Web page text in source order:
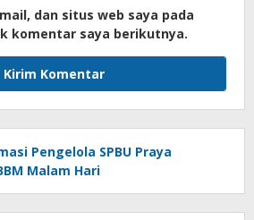
dan situs web saya pada
komentar saya berikutnya.
Pengelola SPBU Praya
Malam Hari